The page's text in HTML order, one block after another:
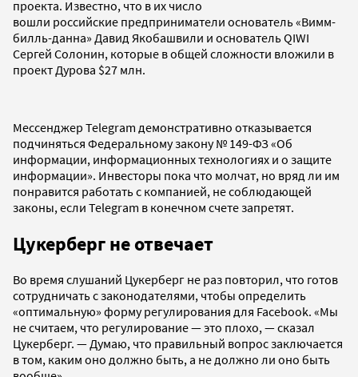
проекта. Известно, что в их число
вошли российские предприниматели основатель «Вимм-
билль-данна» Давид Якобашвили и основатель QIWI
Сергей Солонин, которые в общей сложности вложили в
проект Дурова $27 млн.
Мессенджер Telegram демонстративно отказывается
подчиняться Федеральному закону № 149-ФЗ «Об
информации, информационных технологиях и о защите
информации». Инвесторы пока что молчат, но вряд ли им
понравится работать с компанией, не соблюдающей
законы, если Telegram в конечном счете запретят.
Цукерберг не отвечает
Во время слушаний Цукерберг не раз повторил, что готов
сотрудничать с законодателями, чтобы определить
«оптимальную» форму регулирования для Facebook. «Мы
не считаем, что регулирование — это плохо, — сказал
Цукерберг. — Думаю, что правильный вопрос заключается
в том, каким оно должно быть, а не должно ли оно быть